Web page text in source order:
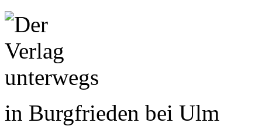
in Burgfrieden bei Ulm